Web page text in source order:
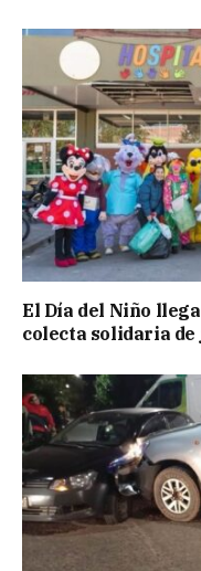
El Día del Niño
colecta solidaria de